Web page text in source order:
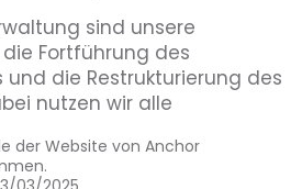
sind unsere
Fortführung des
die Restrukturierung des
nutzen wir alle
Schutzschirm).
der Website von Anchor